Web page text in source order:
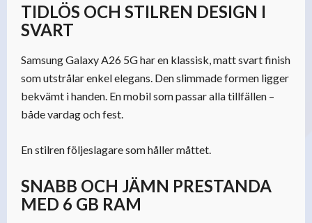
TIDLÖS OCH STILREN DESIGN I
SVART
Samsung Galaxy A26 5G har en klassisk, matt svart finish
som utstrålar enkel elegans. Den slimmade formen ligger
bekvämt i handen. En mobil som passar alla tillfällen –
både vardag och fest.
En stilren följeslagare som håller måttet.
SNABB OCH JÄMN PRESTANDA
MED 6 GB RAM